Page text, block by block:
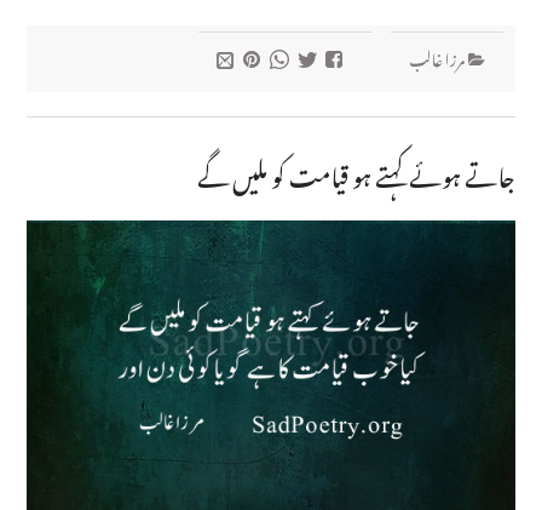
مرزا غالب
جاتے ہوئے کہتے ہو قیامت کو ملیں گے